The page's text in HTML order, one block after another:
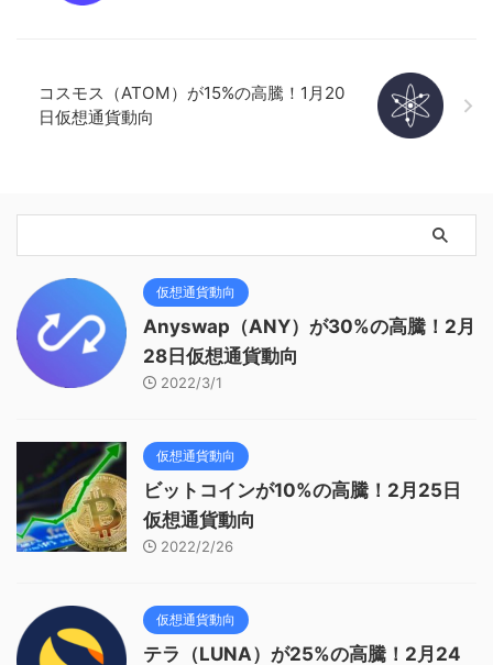
コスモス（ATOM）が15%の高騰！1月20
日仮想通貨動向
仮想通貨動向
Anyswap（ANY）が30%の高騰！2月
28日仮想通貨動向
2022/3/1
仮想通貨動向
ビットコインが10%の高騰！2月25日
仮想通貨動向
2022/2/26
仮想通貨動向
テラ（LUNA）が25%の高騰！2月24